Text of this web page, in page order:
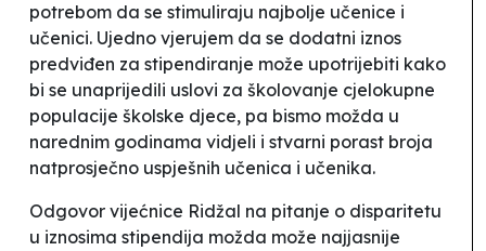
potrebom da se stimuliraju najbolje učenice i
učenici. Ujedno vjerujem da se dodatni iznos
predviđen za stipendiranje može upotrijebiti kako
bi se unaprijedili uslovi za školovanje cjelokupne
populacije školske djece, pa bismo možda u
narednim godinama vidjeli i stvarni porast broja
natprosječno uspješnih učenica i učenika.
Odgovor vijećnice Ridžal na pitanje o disparitetu
u iznosima stipendija možda može najjasnije